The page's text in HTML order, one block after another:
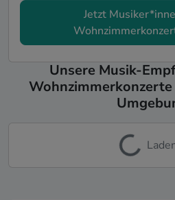
Jetzt
Unsere Musik-